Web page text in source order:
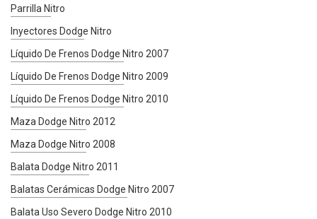
Parrilla Nitro
Inyectores Dodge Nitro
Líquido De Frenos Dodge Nitro 2007
Líquido De Frenos Dodge Nitro 2009
Líquido De Frenos Dodge Nitro 2010
Maza Dodge Nitro 2012
Maza Dodge Nitro 2008
Balata Dodge Nitro 2011
Balatas Cerámicas Dodge Nitro 2007
Balata Uso Severo Dodge Nitro 2010